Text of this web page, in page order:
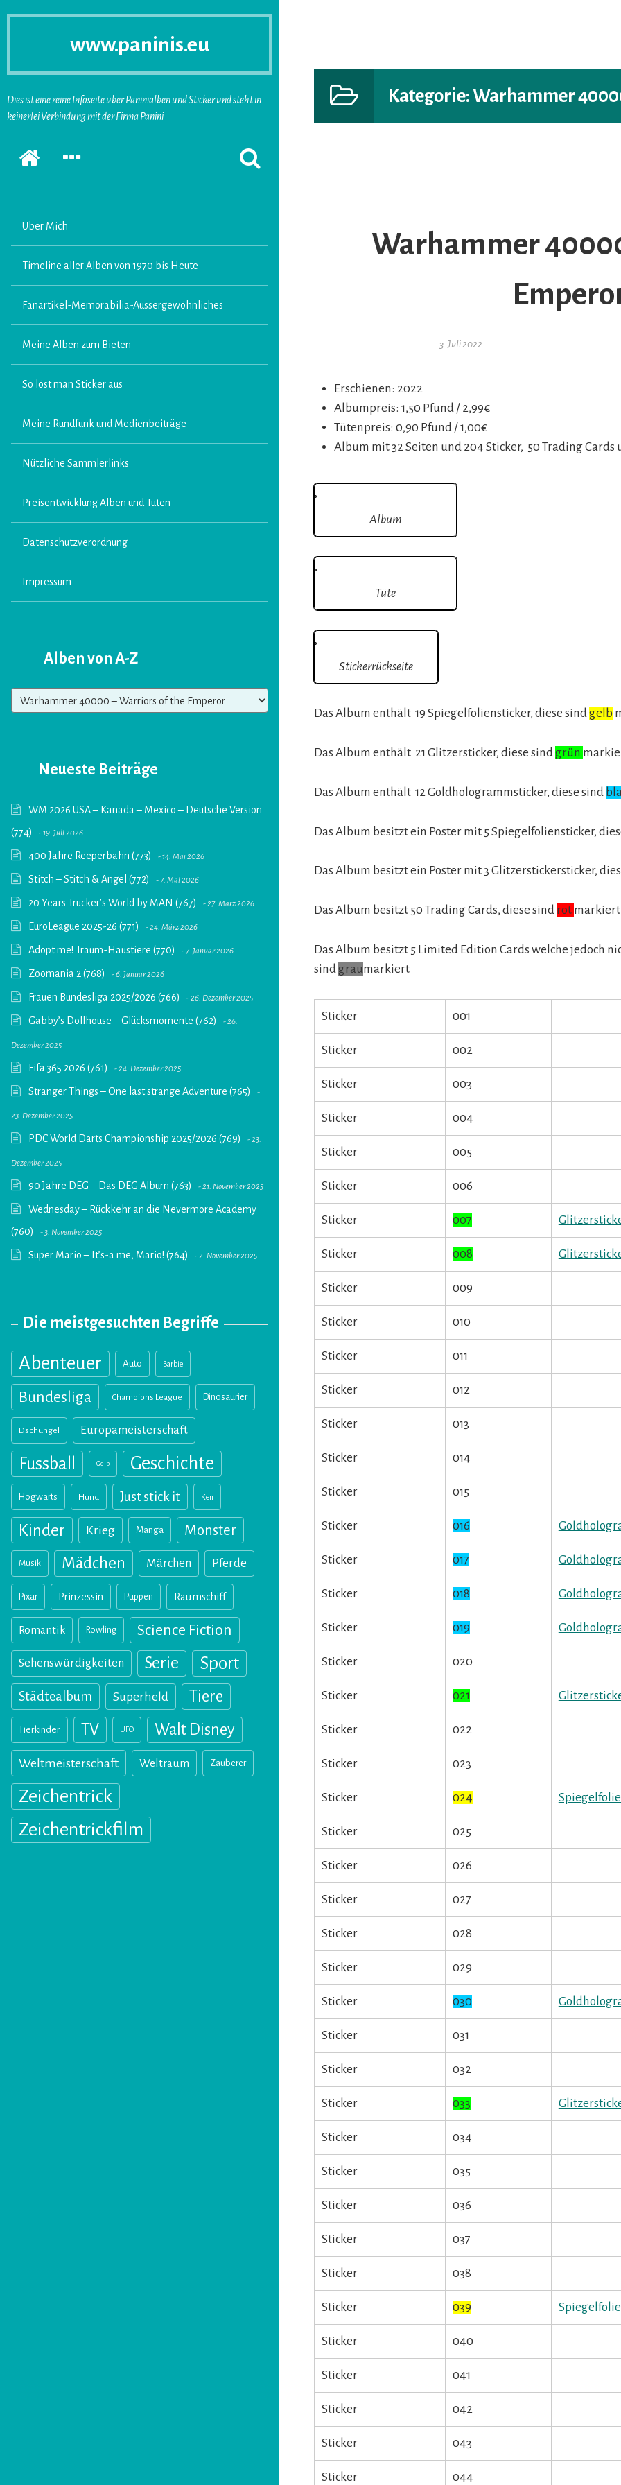
www.paninis.eu
Dies ist eine reine Infoseite über Paninialben und Sticker und steht in
keinerlei Verbindung mit der Firma Panini
Startseite
SEKUNDÄRE
SUCHFORMULAR
ERSCHEINEN
Über Mich
Timeline aller Alben von 1970 bis Heute
Fanartikel-Memorabilia-Aussergewöhnliches
Meine Alben zum Bieten
So löst man Sticker aus
Meine Rundfunk und Medienbeiträge
Nützliche Sammlerlinks
Preisentwicklung Alben und Tüten
Datenschutzverordnung
Impressum
Alben von A-Z
Alben
von
Neueste Beiträge
WM 2026 USA – Kanada – Mexico – Deutsche Version
(774)
19. Juli 2026
400 Jahre Reeperbahn (773) 14. Mai 2026
Stitch – Stitch & Angel (772) 7. Mai 2026
20 Years Trucker’s World by MAN (767) 27. März 2026
EuroLeague 2025-26 (771) 24. März 2026
Adopt me! Traum-Haustiere (770) 7. Januar 2026
Zoomania 2 (768) 6. Januar 2026
Frauen Bundesliga 2025/2026 (766) 26. Dezember 2025
Gabby’s Dollhouse – Glücksmomente (762) 26.
Dezember 2025
Fifa 365 2026 (761) 24. Dezember 2025
Stranger Things – One last strange Adventure (765)
23. Dezember 2025
PDC World Darts Championship 2025/2026 (769) 23.
Dezember 2025
90 Jahre DEG – Das DEG Album (763) 21. November 2025
Wednesday – Rückkehr an die Nevermore Academy
(760)
3. November 2025
Super Mario – It’s-a me, Mario! (764) 2. November 2025
Die meistgesuchten Begriffe
Abenteuer Auto Barbie
Bundesliga Champions League Dinosaurier
Dschungel Europameisterschaft
Fussball Gelb Geschichte
Hogwarts Hund Just stick it Ken
Kinder Krieg Manga Monster
Musik Mädchen Märchen Pferde
Pixar Prinzessin Puppen Raumschiff
Romantik Rowling Science Fiction
Sehenswürdigkeiten Serie Sport
Städtealbum Superheld Tiere
Tierkinder TV UFO Walt Disney
Weltmeisterschaft Weltraum Zauberer
Zeichentrick
Zeichentrickfilm
Kategorie:Warhammer
Warhammer
Gepostet am
3. Juli 2022
Erschienen: 2022
Albumpreis: 1,50 Pfund / 2,99€
Tütenpreis: 0,90 Pfund / 1,00€
Album mit 32 Seiten und 204 Sticker, 50 Trading
Album
Tüte
Stickerrückseite
Das Album enthält 19 Spiegelfoliensticker, diese sindgelb
Das Album enthält 21 Glitzersticker, diese sindgrün
Das Album enthält 12 Goldhologrammsticker, diese sind
Das Album besitzt ein Poster mit 5 Spiegelfoliensticker,
Das Album besitzt ein Poster mit 3 Glitzerstickersticker,
Das Album besitzt 50 Trading Cards, diese sind rot markiert
Das Album besitzt 5 Limited Edition Cards welche jedoch
sind graumarkiert
Sticker 001
Sticker 002
Sticker 003
Sticker 004
Sticker 005
Sticker 006
Sticker 007
Sticker 008
Sticker 009
Sticker 010
Sticker 011
Sticker 012
Sticker 013
Sticker 014
Sticker 015
Sticker 016
Sticker 017
Sticker 018
Sticker 019
Sticker 020
Sticker 021
Sticker 022
Sticker 023
Sticker 024
Sticker 025
Sticker 026
Sticker 027
Sticker 028
Sticker 029
Sticker 030
Sticker 031
Sticker 032
Sticker 033
Sticker 034
Sticker 035
Sticker 036
Sticker 037
Sticker 038
Sticker 039
Sticker 040
Sticker 041
Sticker 042
Sticker 043
Sticker 044